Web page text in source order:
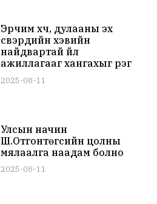
Эрчим хүч, дулааны эх
үүсвэрүүдийн хэвийн
найдвартай үйл
ажиллагааг хангахыг үүрэг
2025-08-11
Улсын начин
Ш.Отгонтөгсийн цолны
мялаалга наадам болно
2025-08-11